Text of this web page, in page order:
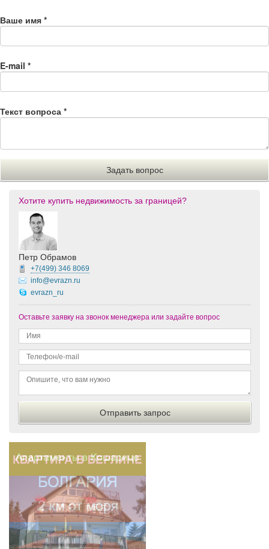
Ваше имя *
E-mail *
Текст вопроса *
Хотите купить недвижимость за границей?
Петр Обрамов
+7(499) 346 8069
info@evrazn.ru
evrazn_ru
Оставьте заявку на звонок менеджера или задайте вопрос